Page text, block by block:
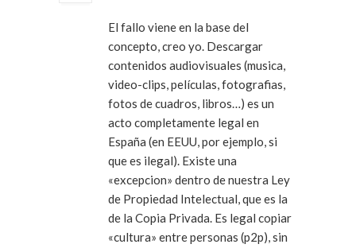
El fallo viene en la base del
concepto, creo yo. Descargar
contenidos audiovisuales (musica,
video-clips, películas, fotografias,
fotos de cuadros, libros…) es un
acto completamente legal en
España (en EEUU, por ejemplo, si
que es ilegal). Existe una
«excepcion» dentro de nuestra Ley
de Propiedad Intelectual, que es la
de la Copia Privada. Es legal copiar
«cultura» entre personas (p2p), sin